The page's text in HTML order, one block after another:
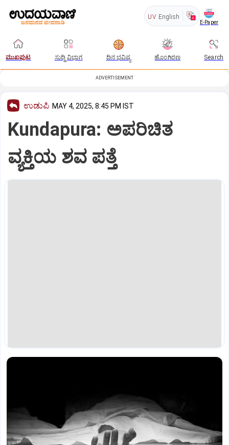
UV English
E-Paper
ಮುಖಪುಟ ಸುದ್ದಿ ವಿಭಾಗ ದಿನ ಭವಿಷ್ಯ ಹೊಂಗಿರಣ Search
ADVERTISEMENT
ಉಡುಪಿ MAY 4, 2025, 8:45 PM IST
Kundapura: ಅಪರಿಚಿತ
ವ್ಯಕ್ತಿಯ ಶವ ಪತ್ತೆ